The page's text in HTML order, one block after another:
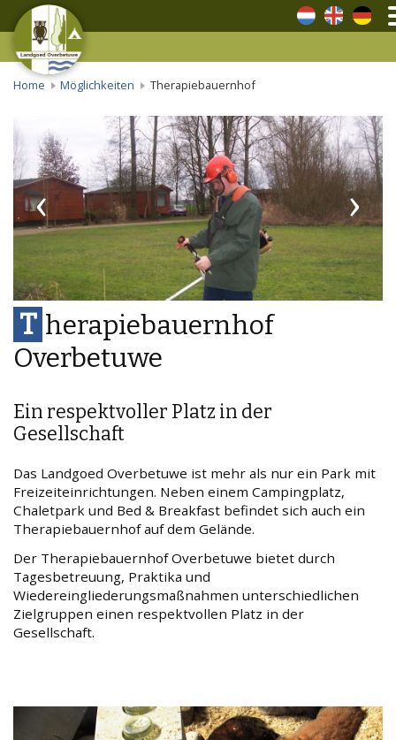
Home Möglichkeiten Therapiebauernhof
T herapiebauernhof
Overbetuwe
Ein respektvoller Platz in der
Gesellschaft
Das Landgoed Overbetuwe ist mehr als nur ein Park mit
Freizeiteinrichtungen. Neben einem Campingplatz,
Chaletpark und Bed & Breakfast befindet sich auch ein
Therapiebauernhof auf dem Gelände.
Der Therapiebauernhof Overbetuwe bietet durch
Tagesbetreuung, Praktika und
Wiedereingliederungsmaßnahmen unterschiedlichen
Zielgruppen einen respektvollen Platz in der
Gesellschaft.
‹ ›